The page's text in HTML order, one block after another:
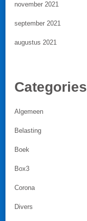
november 2021
september 2021
augustus 2021
Categories
Algemeen
Belasting
Boek
Box3
Corona
Divers